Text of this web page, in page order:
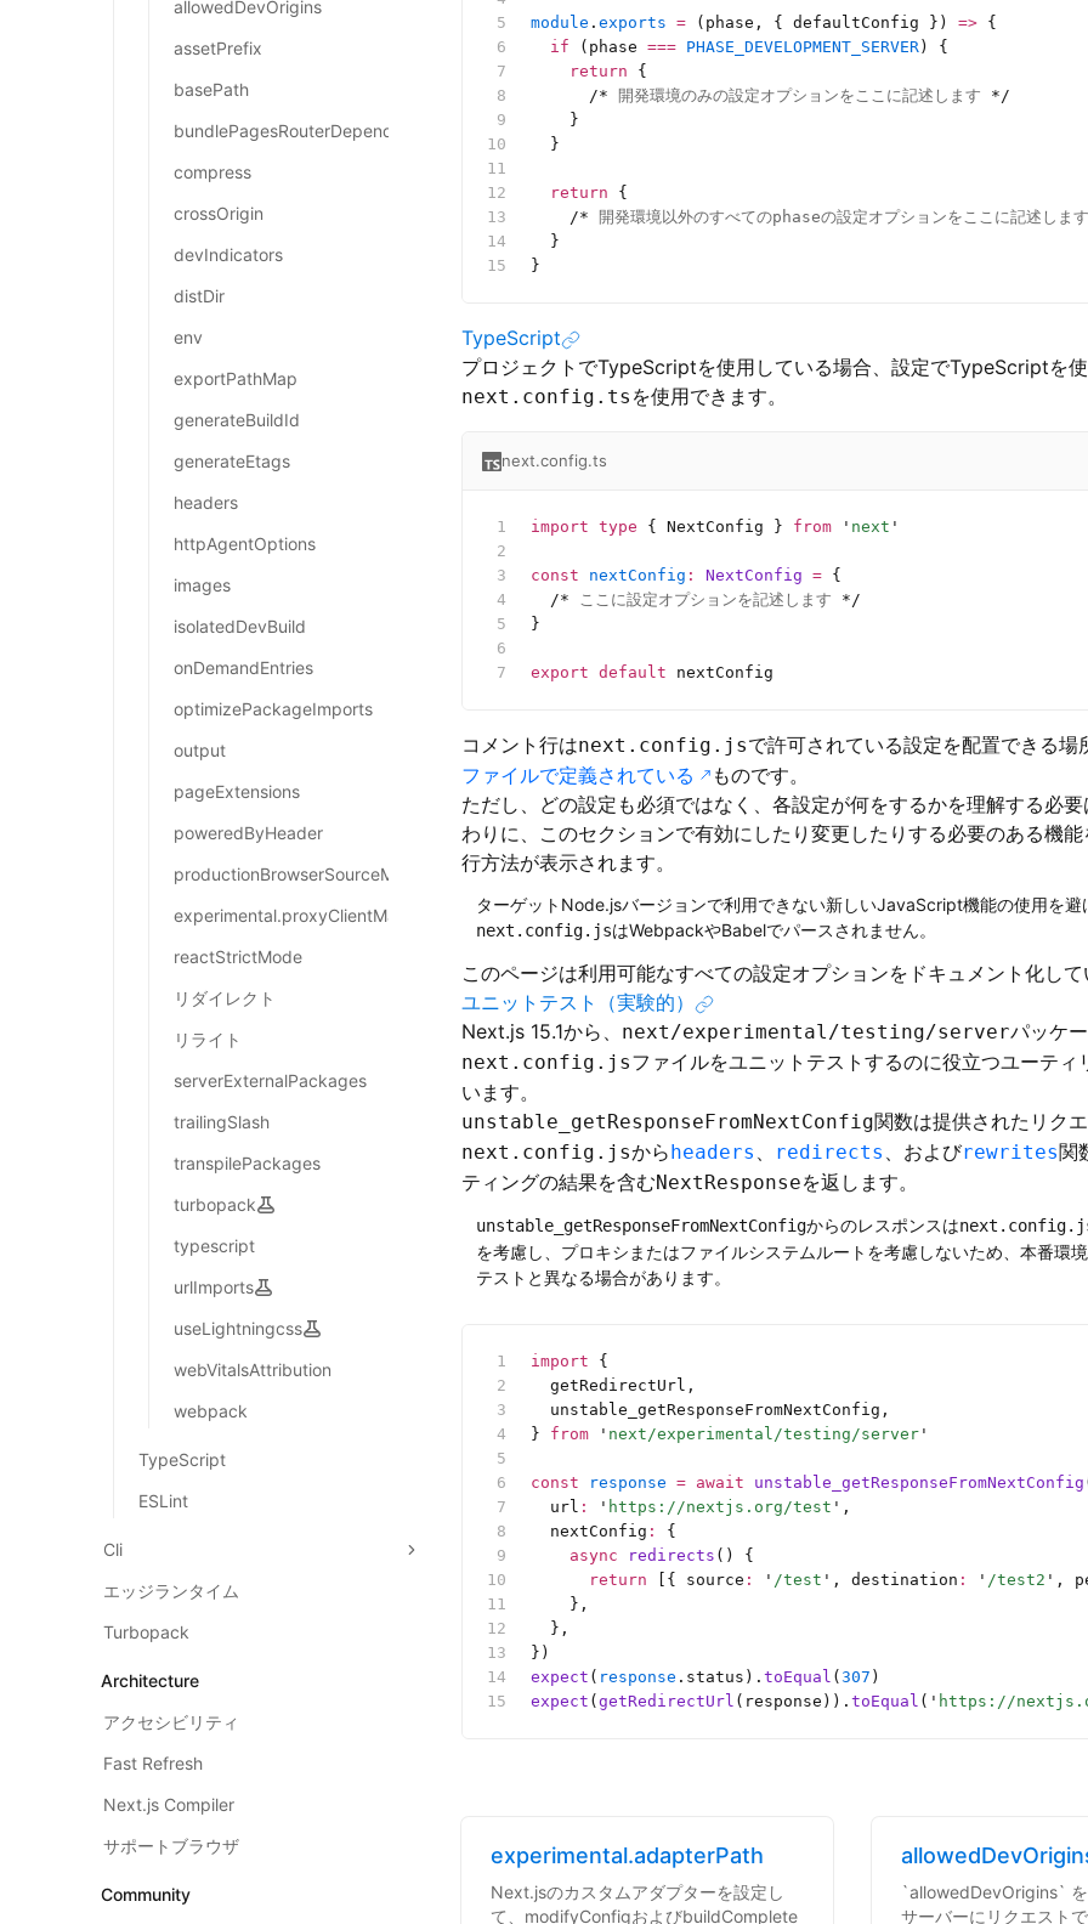
allowedDevOrigins
assetPrefix
basePath
bundlePagesRouterDependencies
compress
crossOrigin
devIndicators
distDir
env
exportPathMap
generateBuildId
generateEtags
headers
httpAgentOptions
images
isolatedDevBuild
onDemandEntries
optimizePackageImports
output
pageExtensions
poweredByHeader
productionBrowserSourceMaps
experimental.proxyClientMaxBodySize
reactStrictMode
リダイレクト
リライト
serverExternalPackages
trailingSlash
transpilePackages
turbopack
typescript
urlImports
useLightningcss
webVitalsAttribution
webpack
TypeScript
ESLint
Cli
エッジランタイム
Turbopack
Architecture
アクセシビリティ
Fast Refresh
Next.js Compiler
サポートブラウザ
Community
module . exports = (phase, { defaultConfig }) => {
  if
(phase === PHASE_DEVELOPMENT_SERVER ) {
    return
{
      /*
開発環境のみの設定オプションをここに記述します */
    }
  }
  return
{
    /*
開発環境以外のすべてのphaseの設定オプションをここに記述しま
  }
}
TypeScript
プロジェクトでTypeScriptを使用している場合、設定でTypeScriptを
next.config.ts を使用できます。
next.config.ts
import type { NextConfig } from ' next '
const nextConfig : NextConfig = {
  /*
ここに設定オプションを記述します */
}
export default nextConfig
コメント行はnext.config.jsで許可されている設定を配置できる場
ファイルで定義されている
ものです。
ただし、どの設定も必須ではなく、各設定が何をするかを理解する必
わりに、このセクションで有効にしたり変更したりする必要のある機
行方法が表示されます。
ターゲットNode.jsバージョンで利用できない新しいJavaScript機能の使用を避
next.config.jsはWebpackやBabelでパースされません。
このページは利用可能なすべての設定オプションをドキュメント化して
ユニットテスト（実験的）
Next.js 15.1から、 next/experimental/testing/serverパッケ
next.config.jsファイルをユニットテストするのに役立つユーティ
います。
unstable_getResponseFromNextConfig関数は提供されたリク
next.config.jsからheaders 、 redirects 、およびrewrites関
ティングの結果を含むNextResponseを返します。
unstable_getResponseFromNextConfigからのレスポンスは
を考慮し、プロキシまたはファイルシステムルートを考慮しないため、本番環
テストと異なる場合があります。
import {
  getRedirectUrl,
  unstable_getResponseFromNextConfig,
} from ' next/experimental/testing/server '
const response = await unstable_getResponseFromNextConfig
  url
: ' https://nextjs.org/test ' ,
  nextConfig
:
{
    async
redirects () {
      return
[{ source : ' /test ' , destination : ' /test2 ' ,
    },
  },
})
expect ( response .status). toEqual ( 307 )
expect ( getRedirectUrl (response)). toEqual ( ' https://
experimental.adapterPath
Next.jsのカスタムアダプターを設定し
て、modifyConfigおよびbuildComplete
`allowedDevOrigins`
サーバーにリクエスト